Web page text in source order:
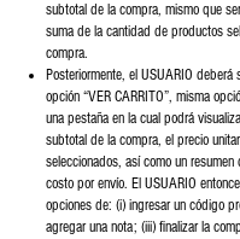
subtotal de la compra, mismo que
suma de la cantidad de productos
compra.
Posteriormente, el USUARIO deberá
opción “VER CARRITO”, misma
una pestaña en la cual podrá
subtotal de la compra, el precio
seleccionados, así como un resumen
costo por envío. El USUARIO
opciones de: (i) ingresar un código
agregar una nota; (iii) finalizar la